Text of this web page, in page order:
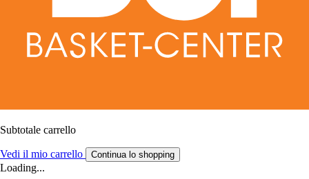
Subtotale carrello
Vedi il mio carrello Continua lo shopping
Loading...